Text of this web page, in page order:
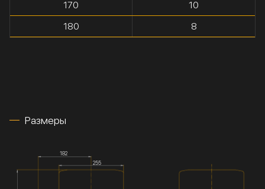
170
10
180
8
Размеры
182
255